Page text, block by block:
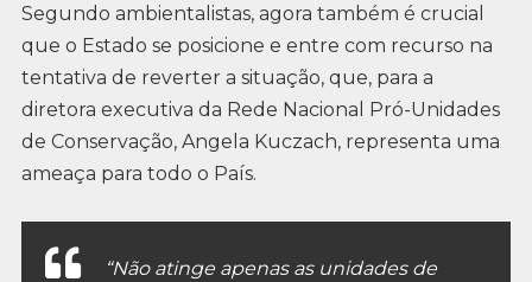
Segundo ambientalistas, agora também é crucial
que o Estado se posicione e entre com recurso na
tentativa de reverter a situação, que, para a
diretora executiva da Rede Nacional Pró-Unidades
de Conservação, Angela Kuczach, representa uma
ameaça para todo o País.
“Não atinge apenas as unidades de